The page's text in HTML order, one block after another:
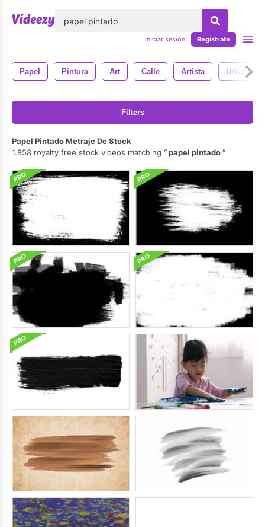
Iniciar sesión Regístrate
Papel Pintura Art Calle Artista Urbano
Filters
Papel Pintado Metraje De Stock
1.858 royalty free stock videos matching
papel pintado